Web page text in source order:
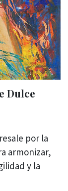
Dulce
por la
armonizar,
y la